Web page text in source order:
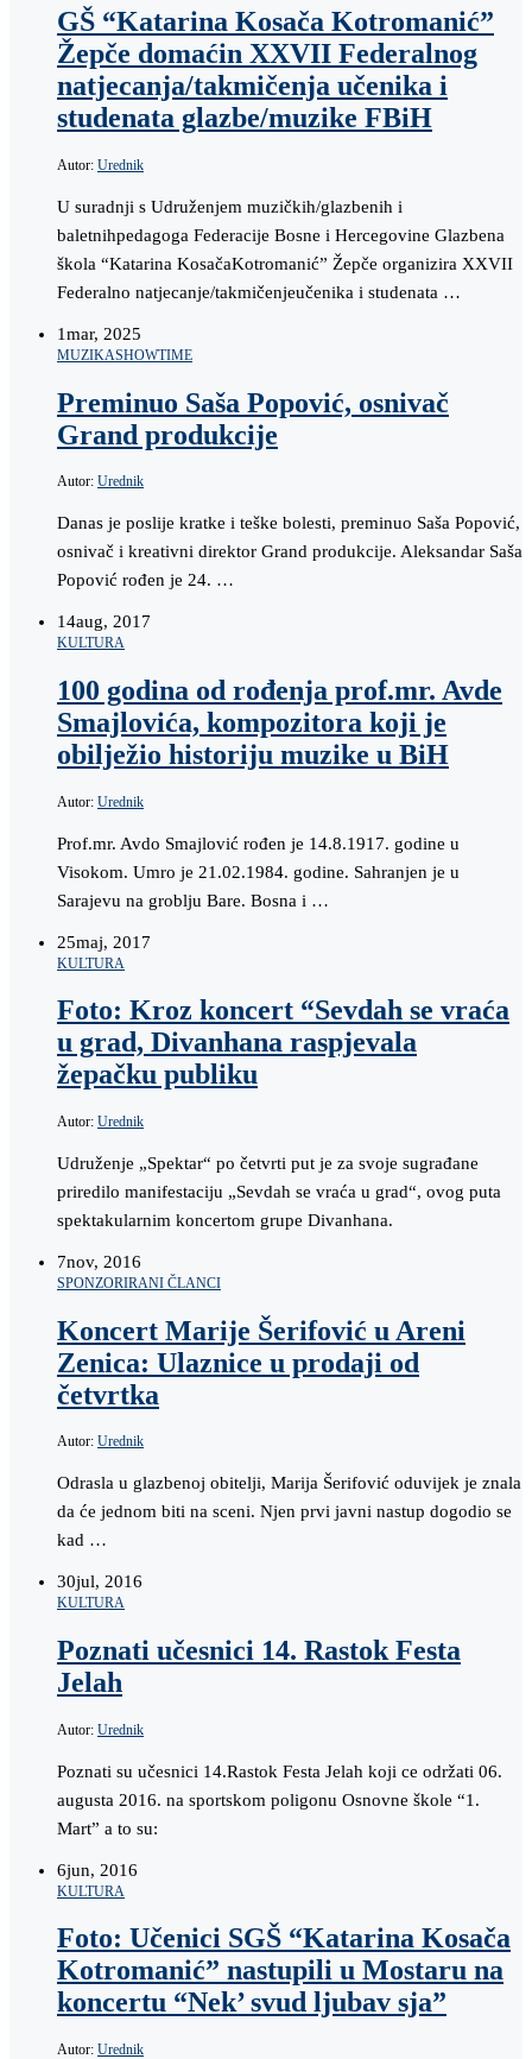
GŠ “Katarina Kosača Kotromanić”
Žepče domaćin XXVII Federalnog
natjecanja/takmičenja učenika i
studenata glazbe/muzike FBiH
Autor: Urednik
U suradnji s Udruženjem muzičkih/glazbenih i
baletnihpedagoga Federacije Bosne i Hercegovine Glazbena
škola “Katarina KosačaKotromanić” Žepče organizira XXVII
Federalno natjecanje/takmičenjeučenika i studenata …
1mar, 2025
MUZIKASHOWTIME
Preminuo Saša Popović, osnivač
Grand produkcije
Autor: Urednik
Danas je poslije kratke i teške bolesti, preminuo Saša Popović,
osnivač i kreativni direktor Grand produkcije. Aleksandar Saša
Popović rođen je 24. …
14aug, 2017
KULTURA
100 godina od rođenja prof.mr. Avde
Smajlovića, kompozitora koji je
obilježio historiju muzike u BiH
Autor: Urednik
Prof.mr. Avdo Smajlović rođen je 14.8.1917. godine u
Visokom. Umro je 21.02.1984. godine. Sahranjen je u
Sarajevu na groblju Bare. Bosna i …
25maj, 2017
KULTURA
Foto: Kroz koncert “Sevdah se vraća
u grad, Divanhana raspjevala
žepačku publiku
Autor: Urednik
Udruženje „Spektar“ po četvrti put je za svoje sugrađane
priredilo manifestaciju „Sevdah se vraća u grad“, ovog puta
spektakularnim koncertom grupe Divanhana.
7nov, 2016
SPONZORIRANI ČLANCI
Koncert Marije Šerifović u Areni
Zenica: Ulaznice u prodaji od
četvrtka
Autor: Urednik
Odrasla u glazbenoj obitelji, Marija Šerifović oduvijek je znala
da će jednom biti na sceni. Njen prvi javni nastup dogodio se
kad …
30jul, 2016
KULTURA
Poznati učesnici 14. Rastok Festa
Jelah
Autor: Urednik
Poznati su učesnici 14.Rastok Festa Jelah koji ce održati 06.
augusta 2016. na sportskom poligonu Osnovne škole “1.
Mart” a to su:
6jun, 2016
KULTURA
Foto: Učenici SGŠ “Katarina Kosača
Kotromanić” nastupili u Mostaru na
koncertu “Nek’ svud ljubav sja”
Autor: Urednik